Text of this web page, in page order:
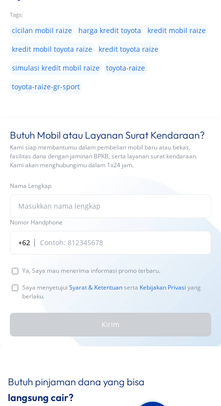
Tags:
cicilan mobil raize harga kredit toyota
kredit mobil raize
kredit mobil toyota raize
kredit toyota raize
simulasi kredit mobil raize
toyota-raize
toyota-raize-gr-sport
Butuh Mobil atau Layanan Surat Kendaraan?
Kami siap membantumu dalam pembelian mobil baru atau bekas,
fasilitas dana dengan jaminan BPKB, serta layanan surat kendaraan.
Kami akan menghubungimu dalam 1x24 jam.
Nama Lengkap
Nomor Handphone
+62
Ya, Saya mau menerima informasi promo terbaru.
Saya menyetujui Syarat & Ketentuanserta Kebijakan Privasi yang
berlaku.
Kirim
Butuh pinjaman dana yang bisa
langsung cair?